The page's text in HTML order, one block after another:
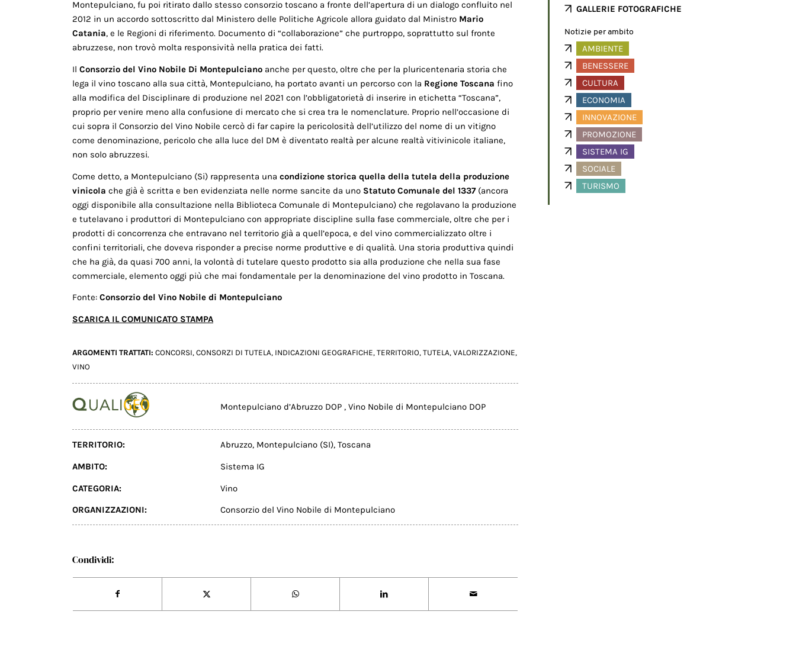
Montepulciano, fu poi ritirato dallo stesso consorzio toscano a fronte dell’apertura di un dialogo confluito nel
2012 in un accordo sottoscritto dal Ministero delle Politiche Agricole allora guidato dal Ministro Mario
Catania, e le Regioni di riferimento. Documento di “collaborazione” che purtroppo, soprattutto sul fronte
abruzzese, non trovò molta responsività nella pratica dei fatti.
Il Consorzio del Vino Nobile Di Montepulciano anche per questo, oltre che per la pluricentenaria storia che
lega il vino toscano alla sua città, Montepulciano, ha portato avanti un percorso con la Regione Toscana fino
alla modifica del Disciplinare di produzione nel 2021 con l’obbligatorietà di inserire in etichetta “Toscana”,
proprio per venire meno alla confusione di mercato che si crea tra le nomenclature. Proprio nell’occasione di
cui sopra il Consorzio del Vino Nobile cercò di far capire la pericolosità dell’utilizzo del nome di un vitigno
come denominazione, pericolo che alla luce del DM è diventato realtà per alcune realtà vitivinicole italiane,
non solo abruzzesi.
Come detto, a Montepulciano (Si) rappresenta una condizione storica quella della tutela della produzione
vinicola che già è scritta e ben evidenziata nelle norme sancite da uno Statuto Comunale del 1337(ancora
oggi disponibile alla consultazione nella Biblioteca Comunale di Montepulciano) che regolavano la produzione
e tutelavano i produttori di Montepulciano con appropriate discipline sulla fase commerciale, oltre che per i
prodotti di concorrenza che entravano nel territorio già a quell’epoca, e del vino commercializzato oltre i
confini territoriali, che doveva risponder a precise norme produttive e di qualità. Una storia produttiva quindi
che ha già, da quasi 700 anni, la volontà di tutelare questo prodotto sia alla produzione che nella sua fase
commerciale, elemento oggi più che mai fondamentale per la denominazione del vino prodotto in Toscana.
Fonte: Consorzio del Vino Nobile di Montepulciano
SCARICA IL COMUNICATO STAMPA
ARGOMENTI TRATTATI: CONCORSI, CONSORZI DI TUTELA, INDICAZIONI GEOGRAFICHE, TERRITORIO, TUTELA, VALORIZZAZIONE,
VINO
Montepulciano d’Abruzzo DOP , Vino Nobile di Montepulciano DOP
TERRITORIO: Abruzzo, Montepulciano (SI), Toscana
AMBITO: Sistema IG
CATEGORIA: Vino
ORGANIZZAZIONI: Consorzio del Vino Nobile di Montepulciano
Condividi:
GALLERIE FOTOGRAFICHE
Notizie per ambito
AMBIENTE
BENESSERE
CULTURA
ECONOMIA
INNOVAZIONE
PROMOZIONE
SISTEMA IG
SOCIALE
TURISMO